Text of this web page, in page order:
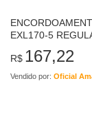
EXL170-5
R$ 167,22
Vendido por: Oficial